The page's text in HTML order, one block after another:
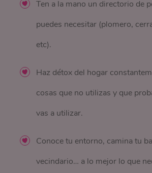
Ten a la mano un directorio de
puedes necesitar (plomero,
etc).
Haz détox del hogar
cosas que no utilizas y que
vas a utilizar.
Conoce tu entorno, camina tu
vecindario… a lo mejor lo que